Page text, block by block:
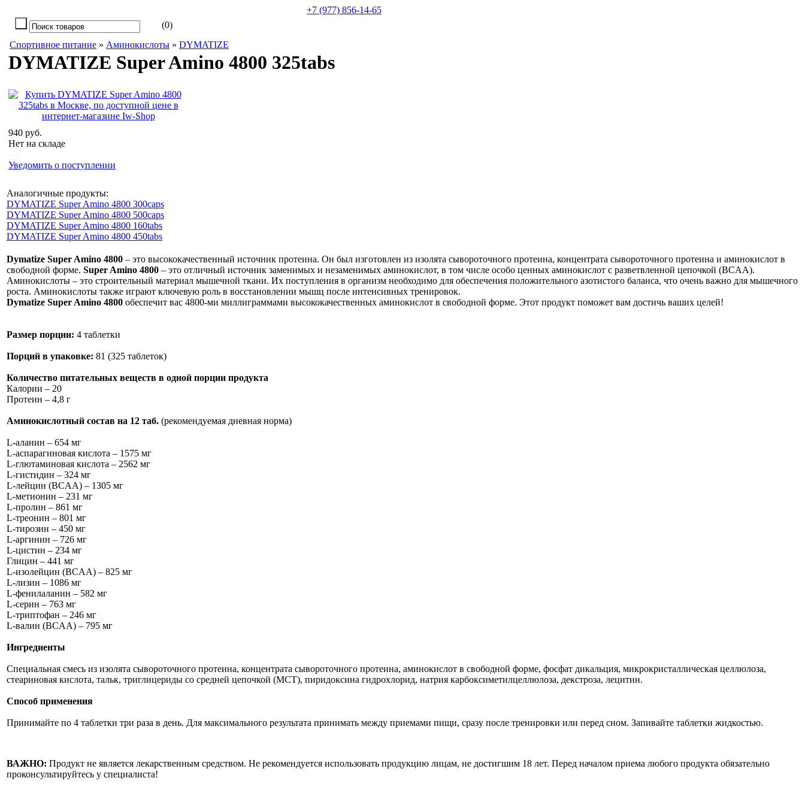
+7 (977) 856-14-65
(0)
Спортивное питание » Аминокислоты » DYMATIZE
DYMATIZE Super Amino 4800 325tabs
940 руб.
Нет на складе
Уведомить о поступлении
Аналогичные продукты:
DYMATIZE Super Amino 4800 300caps
DYMATIZE Super Amino 4800 500caps
DYMATIZE Super Amino 4800 160tabs
DYMATIZE Super Amino 4800 450tabs
Dymatize Super Amino 4800 – это высококачественный источник протеина. Он был изготовлен из изолята сывороточного протеина, концентрата сывороточного протеина и аминокислот в
свободной форме. Super Amino 4800 – это отличный источник заменимых и незаменимых аминокислот, в том числе особо ценных аминокислот с разветвленной цепочкой (BCAA).
Аминокислоты – это строительный материал мышечной ткани. Их поступления в организм необходимо для обеспечения положительного азотистого баланса, что очень важно для мышечного
роста. Аминокислоты также играют ключевую роль в восстановлении мышц после интенсивных тренировок.
Dymatize Super Amino 4800 обеспечит вас 4800-ми миллиграммами высококачественных аминокислот в свободной форме. Этот продукт поможет вам достичь ваших целей!
Размер порции: 4 таблетки
Порций в упаковке: 81 (325 таблеток)
Количество питательных веществ в одной порции продукта
Калории – 20
Протеин – 4,8 г
Аминокислотный состав на 12 таб. (рекомендуемая дневная норма)
L-аланин – 654 мг
L-аспарагиновая кислота – 1575 мг
L-глютаминовая кислота – 2562 мг
L-гистидин – 324 мг
L-лейцин (BCAA) – 1305 мг
L-метионин – 231 мг
L-пролин – 861 мг
L-треонин – 801 мг
L-тирозин – 450 мг
L-аргинин – 726 мг
L-цистин – 234 мг
Глицин – 441 мг
L-изолейцин (BCAA) – 825 мг
L-лизин – 1086 мг
L-фенилаланин – 582 мг
L-серин – 763 мг
L-триптофан – 246 мг
L-валин (BCAA) – 795 мг
Ингредиенты
Специальная смесь из изолята сывороточного протеина, концентрата сывороточного протеина, аминокислот в свободной форме, фосфат дикальция, микрокристаллическая целлюлоза,
стеариновая кислота, тальк, триглицериды со средней цепочкой (MCT), пиридоксина гидрохлорид, натрия карбоксиметилцеллюлоза, декстроза, лецитин.
Способ применения
Принимайте по 4 таблетки три раза в день. Для максимального результата принимать между приемами пищи, сразу после тренировки или перед сном. Запивайте таблетки жидкостью.
ВАЖНО: Продукт не является лекарственным средством. Не рекомендуется использовать продукцию лицам, не достигшим 18 лет. Перед началом приема любого продукта обязательно
проконсультируйтесь у специалиста!